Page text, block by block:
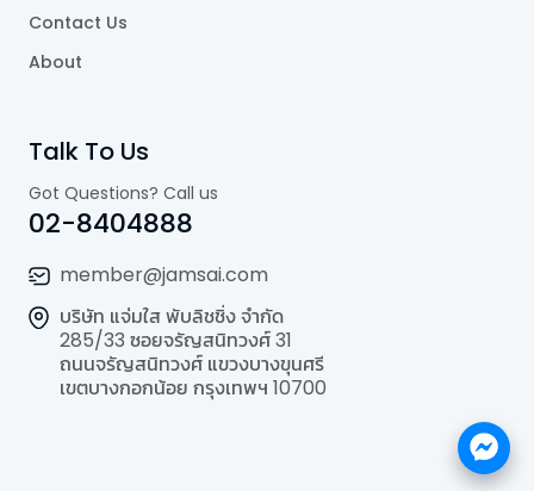
Contact Us
About
Talk To Us
Got Questions? Call us
02-8404888
member@jamsai.com
บริษัท แจ่มใส พับลิชชิ่ง จำกัด
285/33 ซอยจรัญสนิทวงศ์ 31
ถนนจรัญสนิทวงศ์ แขวงบางขุนศรี
เขตบางกอกน้อย กรุงเทพฯ 10700